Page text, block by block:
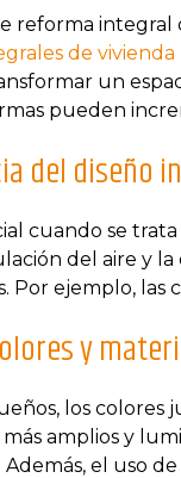
de vivienda
un
pueden
del diseño
cuando se trata
del aire y
Por ejemplo, las
y
los
más amplios y
el uso